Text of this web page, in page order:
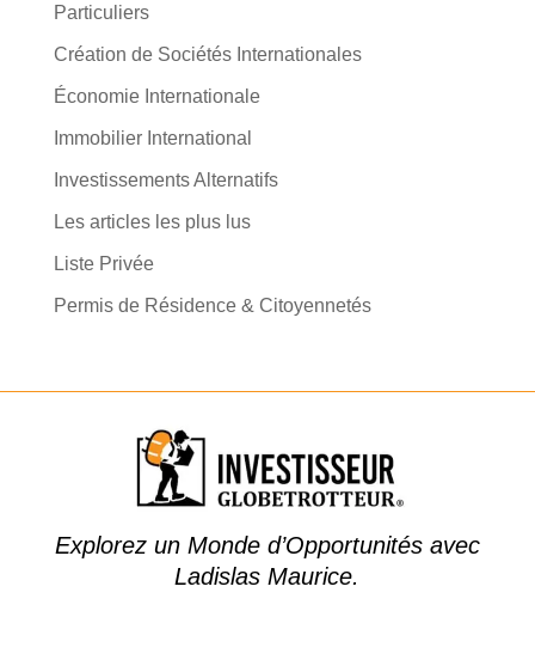
Particuliers
Création de Sociétés Internationales
Économie Internationale
Immobilier International
Investissements Alternatifs
Les articles les plus lus
Liste Privée
Permis de Résidence & Citoyennetés
Explorez un Monde d’Opportunités avec
Ladislas Maurice.